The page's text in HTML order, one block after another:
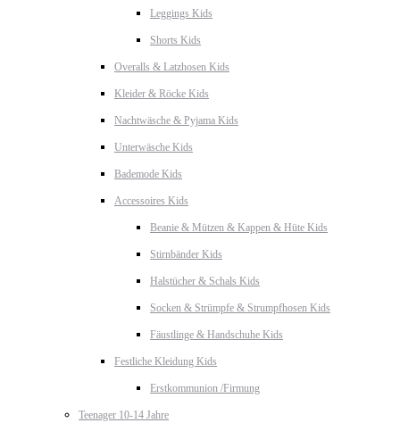
Leggings Kids
Shorts Kids
Overalls & Latzhosen Kids
Kleider & Röcke Kids
Nachtwäsche & Pyjama Kids
Unterwäsche Kids
Bademode Kids
Accessoires Kids
Beanie & Mützen & Kappen & Hüte Kids
Stirnbänder Kids
Halstücher & Schals Kids
Socken & Strümpfe & Strumpfhosen Kids
Fäustlinge & Handschuhe Kids
Festliche Kleidung Kids
Erstkommunion /Firmung
Teenager 10-14 Jahre